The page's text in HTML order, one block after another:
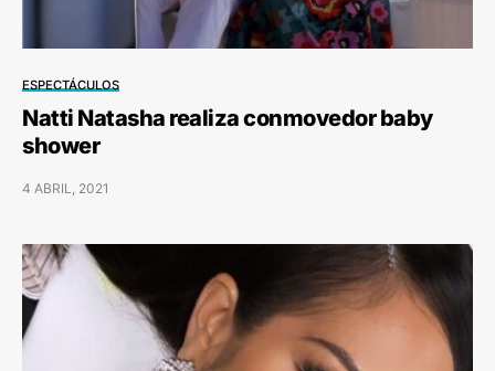
ESPECTÁCULOS
Natti Natasha realiza conmovedor baby
shower
4 ABRIL, 2021